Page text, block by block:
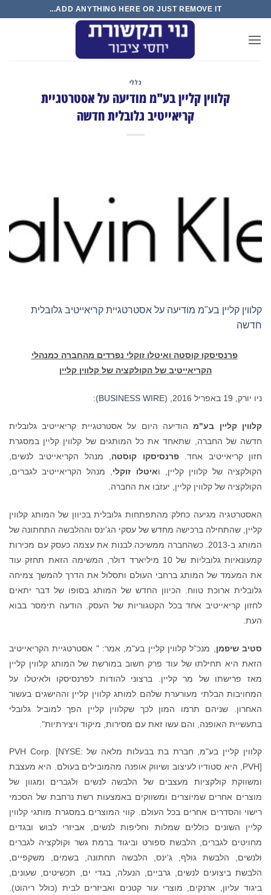
content
ADD ANYTHING HERE OR JUST REMOVE IT...
כללי
קלווין קליין בע"מ מודיעה על אסטרטגיית
קריאייטיב גלובלית חדשה
קלווין קליין בע"מ מודיעה על אסטרטגיית קריאייטיב גלובלית
חדשה
פרנסיסקו קוסטה ואיטלו זוקלי נפרדים מהחברה כמנהלי
הקריאייטיב של הקולקציה של קלווין קליין
ניו יורק, 19 באפריל 2016, ( BUSINESS WIRE
):
קלווין קליין בע"מהודיעה היום על אסטרטגיית קריאייטיב גלובלית
חדשה של החברה, שתאחד את כל המותגים של קלווין קליין במסגרת
חזון קריאייטיב אחד.פרנסיסקו קוסטה , מנהל הקריאייטיב לנשים,
הקולקציה של קלווין קליין, ואיטלו זוקלי , מנהל הקריאייטיב לגברים,
הקולקציה של קלווין קליין, יעזבו את החברה.
האסטרטגיה מגיעה כחלק מהתפתחות גלובלית בכיוון של המותג קלווין
קליין, שהתחילה ברכישה מחדש של עסקי הג'ינס וההלבשה התחתונה של
המותג ב-2013. כשהחברה ממשיכה לבנות את עצמה כעסק עם מכירות
קמעונאיות גלובליות של 10 מיליארד דולר, המשימה הזאת תחזק עוד
את המעמד של המותג ברחבי העולם ותסלול את הדרך להמשך צמיחה
גלובלית ארוכת טווח. הכיוון החדש של המותג בסופו של דבר יתאים
לחזון קריאייטיב אחד בכל הקטגוריות של העסק. הודעה תימסר בבוא
העת.
סטיב שיפמן , מנכ"ל קלווין קליין בע"מ, אמר: " אסטרטגיית הקריאייטיב
הזאת היא תחילתו של עוד פרק חשוב במורשת של המותג קלווין קליין
מאז פרישתו של מר קליין. ברצוני להודות לפרנסיסקו ולאיטלו על
המחויבות הבלתי מעורערת שלהם למותג קלווין קליין וההישגים בעשור
האחרון. שניהם תרמו המון לכך שקלווין קליין הפך למוביל גלובלי
בתעשיית האופנה, והם עשו זאת עם מסירות, מיקוד ויצירתיות".
קלווין קליין בע"מ, חברת בת בבעלות מלאה של PVH Corp. [NYSE:
PVH], היא סטודיו לעיצוב ושיווק אופנה מהמובילים בעולם. היא מעצבת
ומשווקת קולקציות מעצבים של הלבשה לנשים ולגברים ומגוון של
מוצרים אחרים שמיוצרים ומשווקים באמצעות רשת נרחבת של הסכמי
רישוי והסדרים אחרים בכל העולם. קווי המוצרים במסגרת מותגי קלווין
קליין השונים כוללים שמלות וחליפות לנשים, אביזרי לבוש ובגדים
מחויטים לגברים, הלבשת ספורט וביגוד ברמת גשר וקולקציה לגברים
ולנשים, הלבשת גולף, ג'ינס, הלבשה תחתונה, בשמים, משקפיים,
הלבשת ביצועים לנשים, גרביים, הנעלה, בגדי ים, תכשיטים, שעונים,
ביגוד עליון, ארנקים, מוצרי עור קטנים ואביזרים לבית (כולל ריהוט).